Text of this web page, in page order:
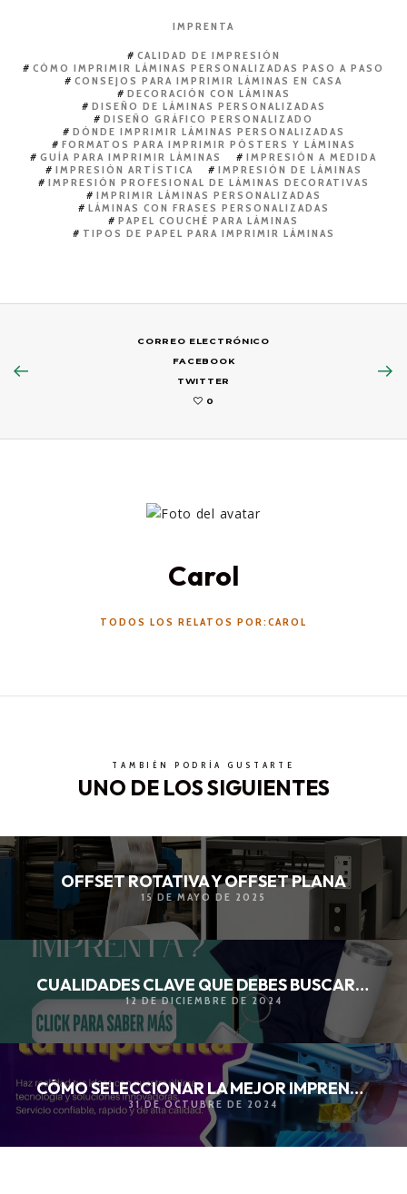
IMPRENTA
CALIDAD DE IMPRESIÓN
CÓMO IMPRIMIR LÁMINAS PERSONALIZADAS PASO A PASO
CONSEJOS PARA IMPRIMIR LÁMINAS EN CASA
DECORACIÓN CON LÁMINAS
DISEÑO DE LÁMINAS PERSONALIZADAS
DISEÑO GRÁFICO PERSONALIZADO
DÓNDE IMPRIMIR LÁMINAS PERSONALIZADAS
FORMATOS PARA IMPRIMIR PÓSTERS Y LÁMINAS
GUÍA PARA IMPRIMIR LÁMINAS
IMPRESIÓN A MEDIDA
IMPRESIÓN ARTÍSTICA
IMPRESIÓN DE LÁMINAS
IMPRESIÓN PROFESIONAL DE LÁMINAS DECORATIVAS
IMPRIMIR LÁMINAS PERSONALIZADAS
LÁMINAS CON FRASES PERSONALIZADAS
PAPEL COUCHÉ PARA LÁMINAS
TIPOS DE PAPEL PARA IMPRIMIR LÁMINAS
CORREO ELECTRÓNICO
FACEBOOK
TWITTER
0
Carol
TODOS LOS RELATOS POR:CAROL
TAMBIÉN PODRÍA GUSTARTE
UNO DE LOS SIGUIENTES
OFFSET ROTATIVA Y OFFSET PLANA
15 DE MAYO DE 2025
CUALIDADES CLAVE QUE DEBES BUSCAR EN UNA IMPRENTA
12 DE DICIEMBRE DE 2024
CÓMO SELECCIONAR LA MEJOR IMPRENTA
31 DE OCTUBRE DE 2024